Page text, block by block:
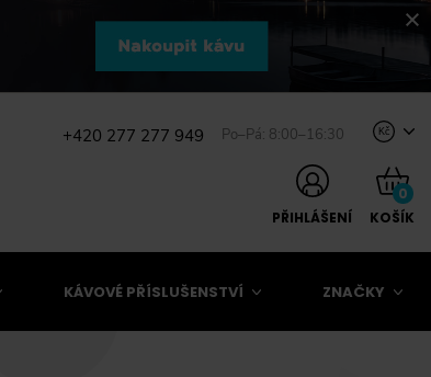
+420 277 277 949 Po–Pá: 8:00–16:30 Kč
PŘIHLÁŠENÍ
0
KOŠÍK
KÁVOVÉ PŘÍSLUŠENSTVÍ ZNAČKY